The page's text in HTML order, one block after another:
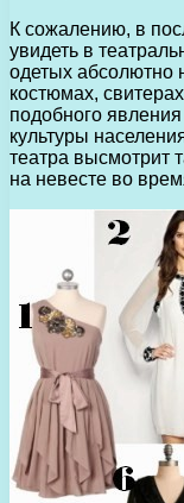
К сожалению, в
увидеть в
одетых абсолютно
костюмах,
подобного
культуры
театра высмотрит
на невесте во